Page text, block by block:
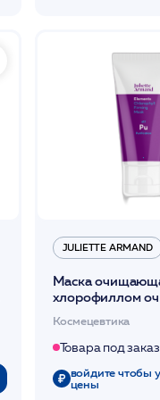
JULIETTE ARMAND
Маска
хлорофиллом
подсушивающая
Космецевтика
Товара под заказ
войдите чтобы
цены